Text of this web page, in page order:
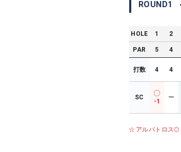
ROUND1
HOLE 1 2
PAR 5 4
打数 4 4
SC
-1
ー
アルバトロス